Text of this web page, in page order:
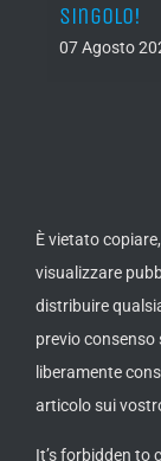
singolo!
07 Agosto
È vietato
visualizzare
distribuire
previo consenso
liberamente
articolo sui
It’s forbidden to